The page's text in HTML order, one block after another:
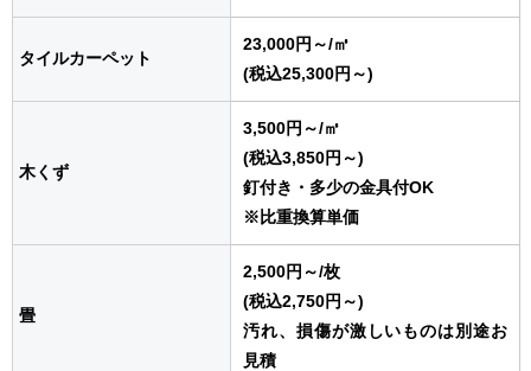
タイルカーペット
23,000円～/㎥
(税込25,300円～)
木くず
3,500円～/㎥
(税込3,850円～)
釘付き・多少の金具付OK
※比重換算単価
畳
2,500円～/枚
(税込2,750円～)
汚れ、損傷が激しいものは別途お
見積